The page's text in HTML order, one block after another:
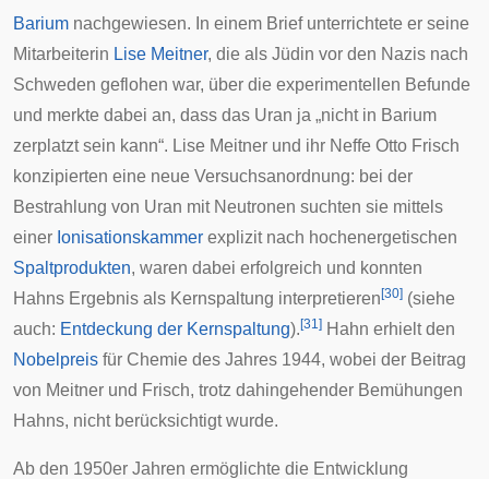
Barium nachgewiesen. In einem Brief unterrichtete er seine
Mitarbeiterin Lise Meitner, die als Jüdin vor den Nazis nach
Schweden geflohen war, über die experimentellen Befunde
und merkte dabei an, dass das Uran ja „nicht in Barium
zerplatzt sein kann“. Lise Meitner und ihr Neffe Otto Frisch
konzipierten eine neue Versuchsanordnung: bei der
Bestrahlung von Uran mit Neutronen suchten sie mittels
einer Ionisationskammer explizit nach hochenergetischen
Spaltprodukten, waren dabei erfolgreich und konnten
Hahns Ergebnis als Kernspaltung interpretieren [30] (siehe
auch: Entdeckung der Kernspaltung). [31] Hahn erhielt den
Nobelpreis für Chemie des Jahres 1944, wobei der Beitrag
von Meitner und Frisch, trotz dahingehender Bemühungen
Hahns, nicht berücksichtigt wurde.
Ab den 1950er Jahren ermöglichte die Entwicklung